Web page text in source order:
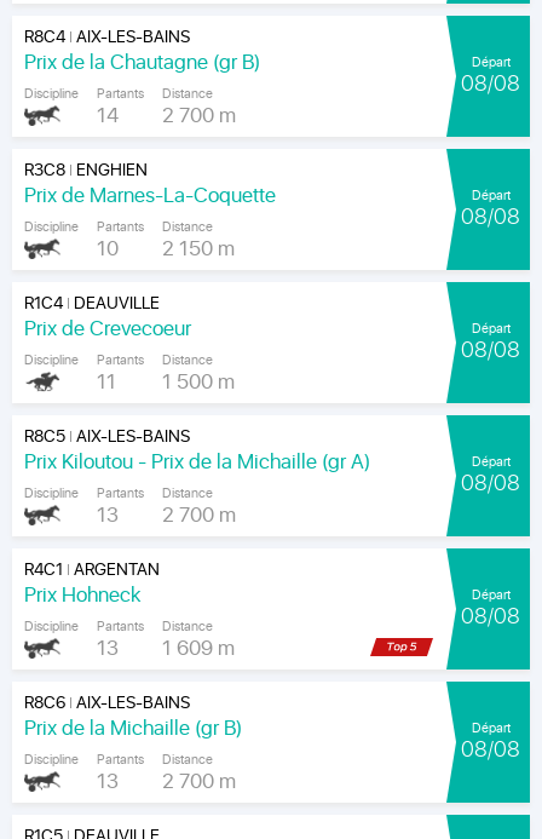
R8C4|AIX-LES-BAINS
Prix de la Chautagne (gr B)
Discipline Partants
14
Distance
2 700 m
Départ
08/08
R3C8| ENGHIEN
Prix de Marnes-La-Coquette
Discipline Partants
10
Distance
2 150 m
Départ
08/08
R1C4| DEAUVILLE
Prix de Crevecoeur
Discipline Partants
11
Distance
1 500 m
Départ
08/08
R8C5|AIX-LES-BAINS
Prix Kiloutou - Prix de la Michaille (gr A)
Discipline Partants
13
Distance
2 700 m
Départ
08/08
R4C1 |ARGENTAN
Prix Hohneck
Discipline Partants
13
Distance
1 609 m
Départ
08/08
R8C6|AIX-LES-BAINS
Prix de la Michaille (gr B)
Discipline Partants
13
Distance
2 700 m
Départ
08/08